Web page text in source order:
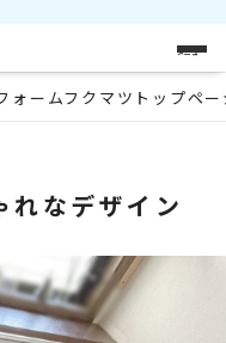
メニュー
ォームフクマツトップペ
れなデザイン